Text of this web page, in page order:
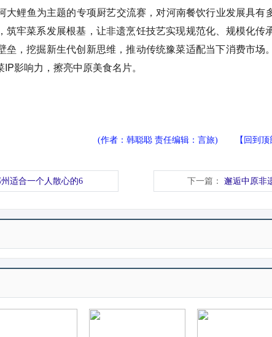
鲤鱼为主题的专项厨艺交流赛，对河南餐饮行业发展具有
筑牢菜系发展根基，让非遗烹饪技艺实现规范化、规模化传
垒，挖掘新生代创新思维，推动传统豫菜适配当下消费市场
影响力，擦亮中原美食名片。
(作者：韩聪聪 责任编辑：言旅) 【 回到顶
适合一个人散心的6 下一篇： 邂逅中原非